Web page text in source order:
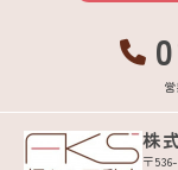
株
〒